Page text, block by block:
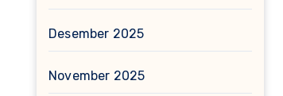
Desember 2025
November 2025